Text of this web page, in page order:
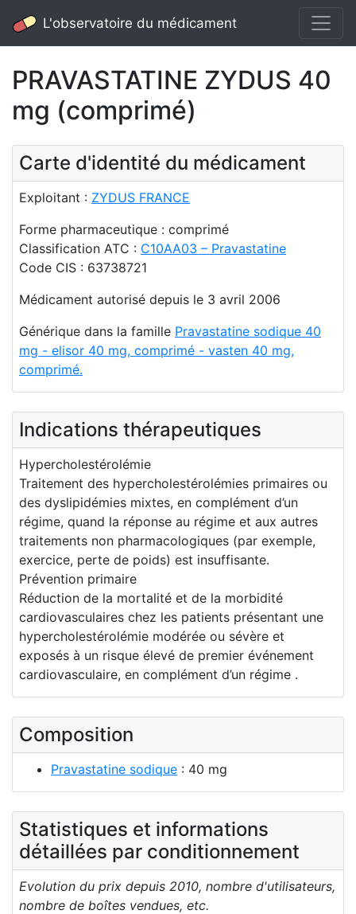
L'observatoire du médicament
PRAVASTATINE ZYDUS 40
mg (comprimé)
Carte d'identité du médicament
Exploitant : ZYDUS FRANCE
Forme pharmaceutique : comprimé
Classification ATC : C10AA03 – Pravastatine
Code CIS : 63738721
Médicament autorisé depuis le 3 avril 2006
Générique dans la famille Pravastatine sodique 40
mg - elisor 40 mg, comprimé - vasten 40 mg,
comprimé.
Indications thérapeutiques
Hypercholestérolémie
Traitement des hypercholestérolémies primaires ou
des dyslipidémies mixtes, en complément d’un
régime, quand la réponse au régime et aux autres
traitements non pharmacologiques (par exemple,
exercice, perte de poids) est insuffisante.
Prévention primaire
Réduction de la mortalité et de la morbidité
cardiovasculaires chez les patients présentant une
hypercholestérolémie modérée ou sévère et
exposés à un risque élevé de premier événement
cardiovasculaire, en complément d’un régime .
Composition
Pravastatine sodique : 40 mg
Statistiques et informations
détaillées par conditionnement
Evolution du prix depuis 2010, nombre d'utilisateurs,
nombre de boîtes vendues, etc.